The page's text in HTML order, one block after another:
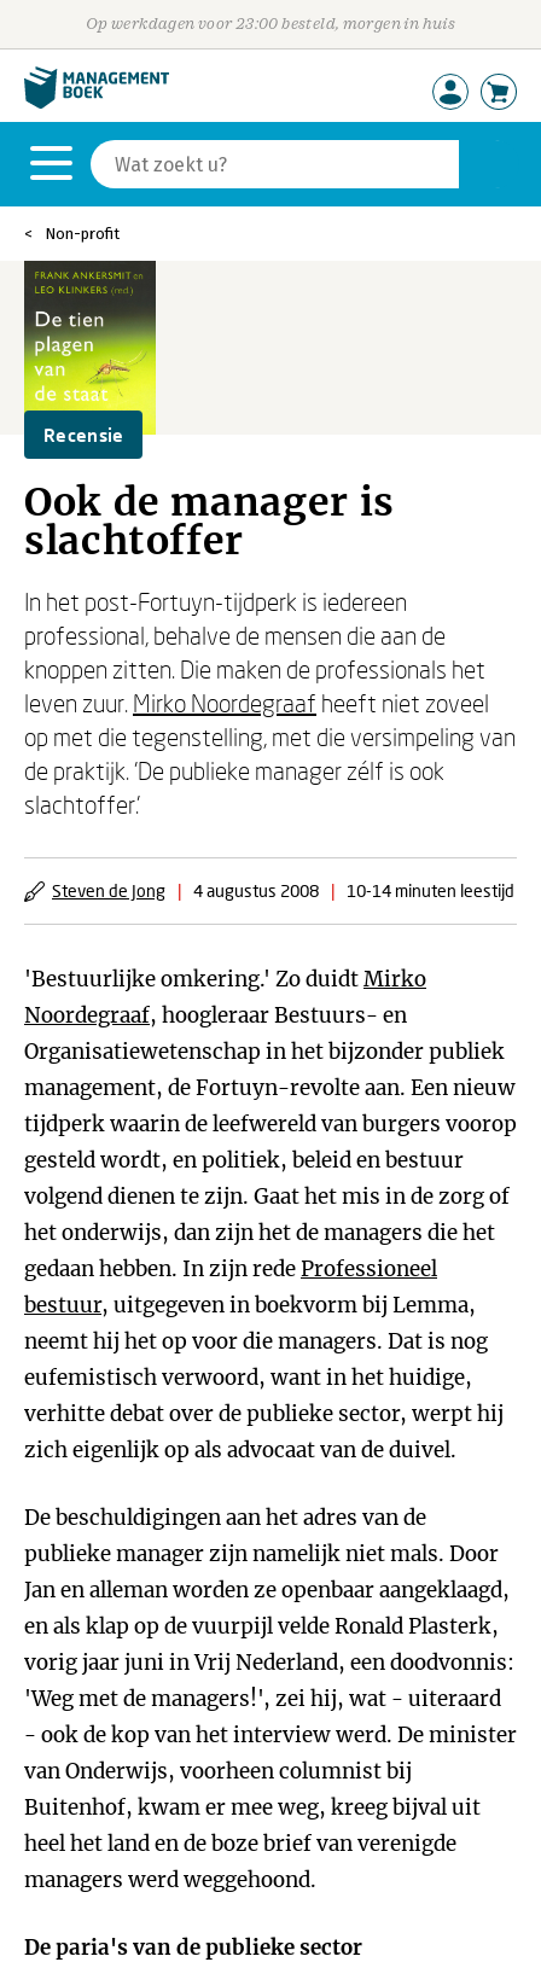
Op werkdagen voor 23:00 besteld, morgen in huis
Non-profit
Recensie
Ook de manager is
slachtoffer
In het post-Fortuyn-tijdperk is iedereen
professional, behalve de mensen die aan de
knoppen zitten. Die maken de professionals het
leven zuur. Mirko Noordegraaf heeft niet zoveel
op met die tegenstelling, met die versimpeling van
de praktijk. 'De publieke manager zélf is ook
slachtoffer.'
Steven de Jong | 4 augustus 2008 | 10-14 minuten leestijd
'Bestuurlijke omkering.' Zo duidtMirko
Noordegraaf, hoogleraar Bestuurs- en
Organisatiewetenschap in het bijzonder publiek
management, de Fortuyn-revolte aan. Een nieuw
tijdperk waarin de leefwereld van burgers voorop
gesteld wordt, en politiek, beleid en bestuur
volgend dienen te zijn. Gaat het mis in de zorg of
het onderwijs, dan zijn het de managers die het
gedaan hebben. In zijn redeProfessioneel
bestuur, uitgegeven in boekvorm bij Lemma,
neemt hij het op voor die managers. Dat is nog
eufemistisch verwoord, want in het huidige,
verhitte debat over de publieke sector, werpt hij
zich eigenlijk op als advocaat van de duivel.
De beschuldigingen aan het adres van de
publieke manager zijn namelijk niet mals. Door
Jan en alleman worden ze openbaar aangeklaagd,
en als klap op de vuurpijl velde Ronald Plasterk,
vorig jaar juni in Vrij Nederland, een doodvonnis:
'Weg met de managers!', zei hij, wat - uiteraard
- ook de kop van het interview werd. De minister
van Onderwijs, voorheen columnist bij
Buitenhof, kwam er mee weg, kreeg bijval uit
heel het land en de boze brief van verenigde
managers werd weggehoond.
De paria's van de publieke sector